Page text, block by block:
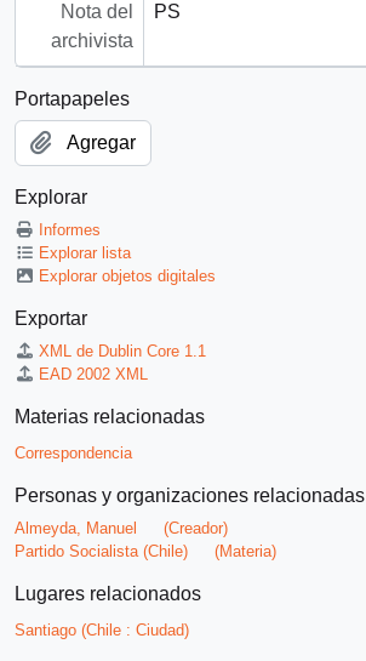
Nota del
archivista
PS
Portapapeles
Agregar
Explorar
Informes
Explorar lista
Explorar objetos digitales
Exportar
XML de Dublin Core 1.1
EAD 2002 XML
Materias relacionadas
Correspondencia
Personas y organizaciones relacionadas
Almeyda, Manuel
(Creador)
Partido Socialista (Chile)
(Materia)
Lugares relacionados
Santiago (Chile : Ciudad)